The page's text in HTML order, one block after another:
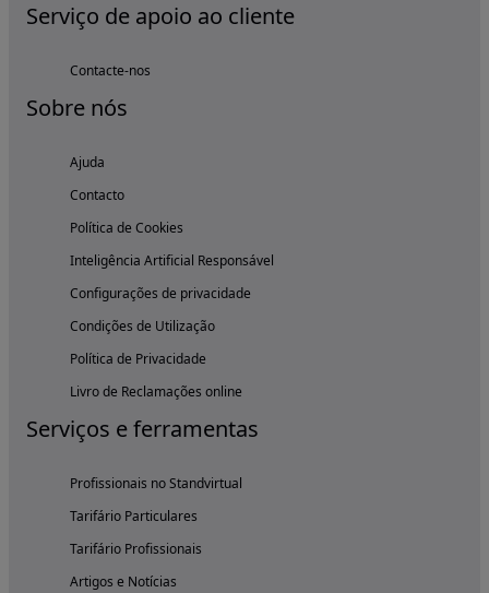
Serviço de apoio ao cliente
Contacte-nos
Sobre nós
Ajuda
Contacto
Política de Cookies
Inteligência Artificial Responsável
Configurações de privacidade
Condições de Utilização
Política de Privacidade
Livro de Reclamações online
Serviços e ferramentas
Profissionais no Standvirtual
Tarifário Particulares
Tarifário Profissionais
Artigos e Notícias